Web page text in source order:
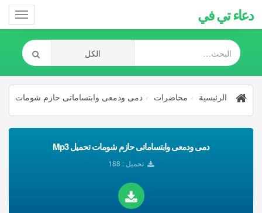
دعاء تي في
الرئيسية محاضرات دمى ودمعى وابتساماتى حازم شومات
دمى ودمعى وابتساماتى حازم شومات تحميل Mp3
تحميل : 188